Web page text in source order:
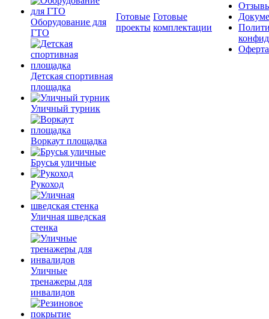
Оборудование для
ГТО
Детская спортивная
площадка
Уличный турник
Воркаут площадка
Брусья уличные
Рукоход
Уличная шведская
стенка
Уличные
тренажеры для
инвалидов
Готовые
проекты
Готовые
комплектации
Оферта